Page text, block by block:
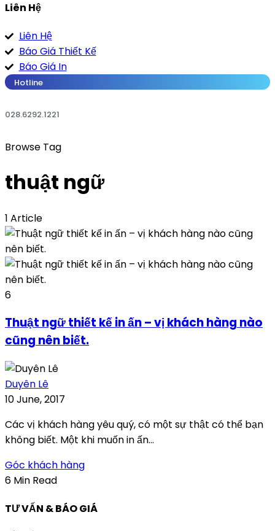
Liên Hệ
Liên Hệ
Báo Giá Thiết Kế
Báo Giá In
Hotline
028.6292.1221
Browse Tag
thuật ngữ
1 Article
6
Thuật ngữ thiết kế in ấn – vị khách hàng nào
cũng nên biết.
Duyên Lê
10 June, 2017
Các vị khách hàng yêu quý, có một sự thật có thể bạn
không biết. Một khi muốn in ấn...
Góc khách hàng
6 Min Read
TƯ VẤN & BÁO GIÁ